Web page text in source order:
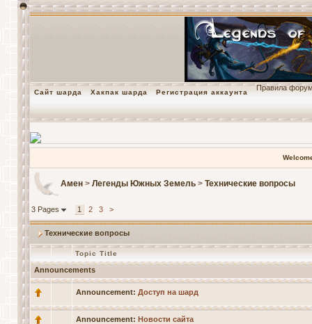
Сайт шарда Хакпак шарда Регистрация аккаунта
Правила
Амен> Легенды Южных Земель> Технические вопросы
3 Pages 1 2 3 >
Технические вопросы
Topic Title
Announcements
Announcement: Доступ на шард
Announcement: Новости сайта